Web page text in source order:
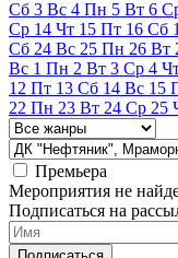
Сб 3 Вс 4 Пн 5 Вт 6
Ср 14 Чт 15 Пт 16 Сб
Сб 24 Вс 25 Пн 26 Вт
Вс 1 Пн 2 Вт 3 Ср 4
12 Пт 13 Сб 14 Вс 15
22 Пн 23 Вт 24 Ср 25
Премьера
Мероприятия не
Подписаться на